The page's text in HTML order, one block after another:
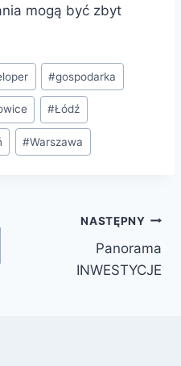
mogą być zbyt
#gospodarka
#Łódź
#Warszawa
NASTĘPNY
Panorama
INWESTYCJE